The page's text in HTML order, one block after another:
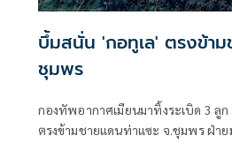
บึ้มสนั่น 'กอทูเล' ตรงข้าม
ชุมพร
กองทัพอากาศเมียนมาทิ้งระเบิด 3 ลู
ตรงข้ามชายแดนท่าแซะ จ.ชุมพร ฝ่า